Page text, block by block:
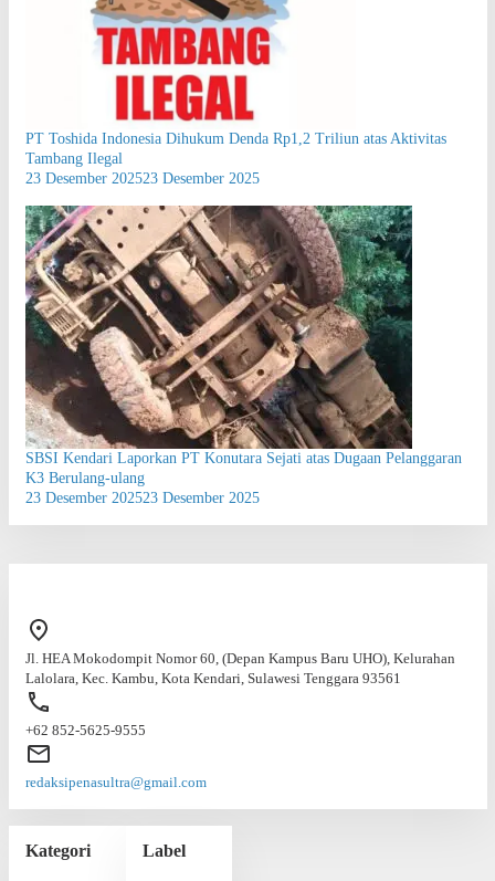
PT Toshida Indonesia Dihukum Denda Rp1,2 Triliun atas Aktivitas
Tambang Ilegal
23 Desember 202523 Desember 2025
SBSI Kendari Laporkan PT Konutara Sejati atas Dugaan Pelanggaran
K3 Berulang-ulang
23 Desember 202523 Desember 2025
Jl. HEA Mokodompit Nomor 60, (Depan Kampus Baru UHO), Kelurahan
Lalolara, Kec. Kambu, Kota Kendari, Sulawesi Tenggara 93561
+62 852-5625-9555
redaksipenasultra@gmail.com
Kategori Label